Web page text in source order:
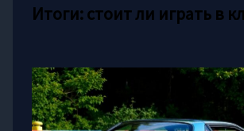
Итоги: стоит ли играть в